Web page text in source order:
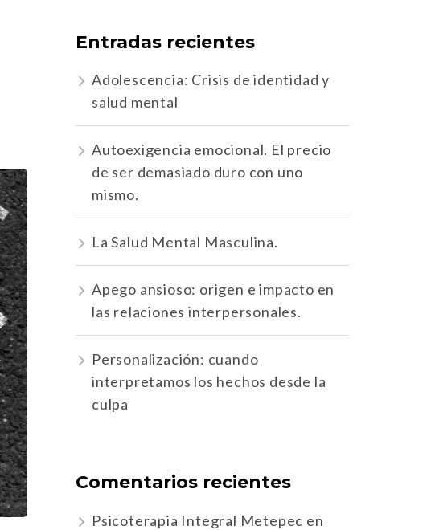
Entradas recientes
Adolescencia: Crisis de identidad y
salud mental
Autoexigencia emocional. El precio
de ser demasiado duro con uno
mismo.
La Salud Mental Masculina.
Apego ansioso: origen e impacto en
las relaciones interpersonales.
Personalización: cuando
interpretamos los hechos desde la
culpa
Comentarios recientes
Psicoterapia Integral Metepec en